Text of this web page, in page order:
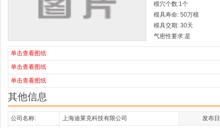
模穴个数:1个
模具寿命: 50万模
模具交期: 30天
气密性要求:是
单击查看图纸
单击查看图纸
单击查看图纸
其他信息
公司名称: 上海迪莱克科技有限公司
发布